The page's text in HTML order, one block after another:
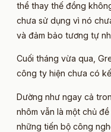
thể thay thế đồng
chưa sử dụng vì nó
và đảm bảo tương tự
Cuối tháng vừa qua,
công ty hiện chưa có
Dường như ngay cả
nhôm vẫn là một chủ
những tiến bộ công